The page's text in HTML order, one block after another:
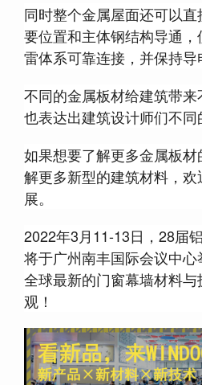
同时整个金属屋面还可以
要位置和主体钢结构导通
雷体系可靠连接，并保持导
不同的金属板材给建筑带来
也表达出建筑设计师们不同
如果想要了解更多金属板
解更多新型的建筑材料，
展。
2022年3月11-13日，28届
将于广州南丰国际会议中
全球最新的门窗幕墙材料
观！